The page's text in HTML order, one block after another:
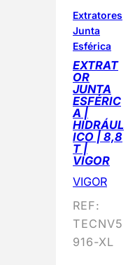
o
p
o
r
p
o
p
u
l
a
r
i
d
Extratores
Junta
Esférica
EXTRAT
OR
JUNTA
ESFÉRIC
A |
HIDRÁUL
ICO | 8,8
T |
VIGOR
VIGOR
REF:
TECNV5
916-XL